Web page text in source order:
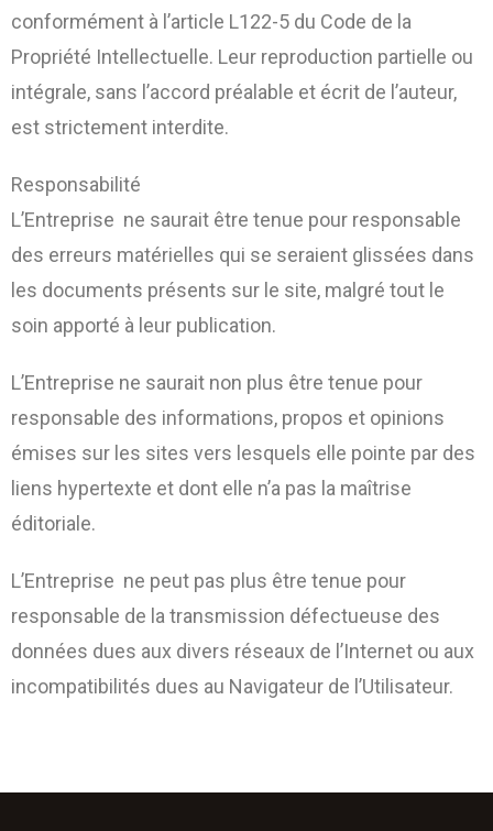
conformément à l’article L122-5 du Code de la
Propriété Intellectuelle. Leur reproduction partielle ou
intégrale, sans l’accord préalable et écrit de l’auteur,
est strictement interdite.
Responsabilité
L’Entreprise ne saurait être tenue pour responsable
des erreurs matérielles qui se seraient glissées dans
les documents présents sur le site, malgré tout le
soin apporté à leur publication.
L’Entreprise ne saurait non plus être tenue pour
responsable des informations, propos et opinions
émises sur les sites vers lesquels elle pointe par des
liens hypertexte et dont elle n’a pas la maîtrise
éditoriale.
L’Entreprise ne peut pas plus être tenue pour
responsable de la transmission défectueuse des
données dues aux divers réseaux de l’Internet ou aux
incompatibilités dues au Navigateur de l’Utilisateur.